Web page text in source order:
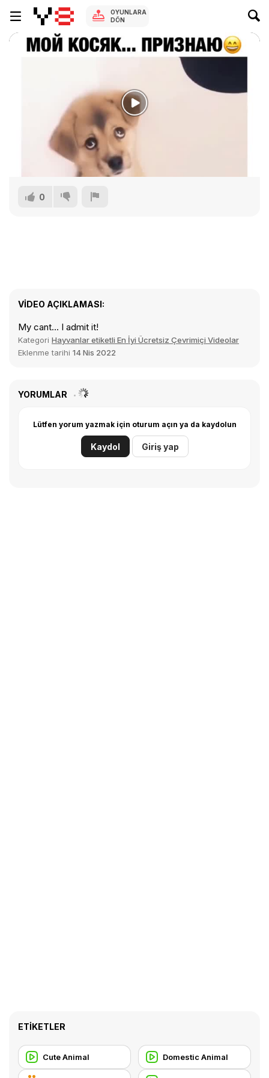
OYUNLARA
DÖN
0
VIDEO AÇIKLAMASI:
My cant... I admit it!
Kategori Hayvanlar etiketli En İyi Ücretsiz Çevrimiçi Videolar
Eklenme tarihi 14 Nis 2022
YORUMLAR
Lütfen yorum yazmak için oturum açın ya da kaydolun
Kaydol Giriş yap
ETIKETLER
Cute Animal Domestic Animal